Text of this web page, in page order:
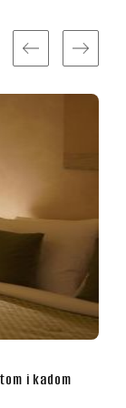
krevetom